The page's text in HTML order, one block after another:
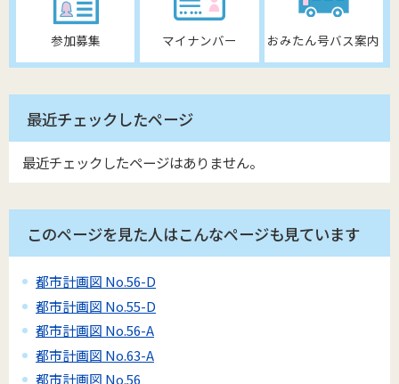
参加募集 マイナンバー おみたん号バス案内
最近チェックしたページ
最近チェックしたページはありません。
このページを見た人はこんなページも見ています
都市計画図 No.56-D
都市計画図 No.55-D
都市計画図 No.56-A
都市計画図 No.63-A
都市計画図 No.56